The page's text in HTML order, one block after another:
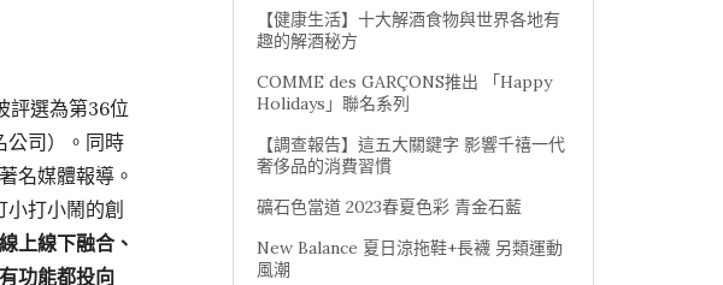
評選為第36位
司）。同時
名媒體報導。
打小鬧的創
上線下融合、
功能都投向
【健康生活】十大解酒食物與世界各地有
趣的解酒秘方
COMME des GARÇONS推出 「Happy
Holidays」聯名系列
【調查報告】這五大關鍵字 影響千禧一代
奢侈品的消費習慣
礦石色當道 2023春夏色彩 青金石藍
New Balance 夏日涼拖鞋+長襪 另類運動
風潮